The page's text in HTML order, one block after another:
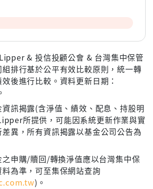
& 投信投顧公會 & 台灣集中保管
排行基於公平有效比較原則，統一轉
後進行比較。資料更新日期：
訊揭露(含淨值、績效、配息、持股明
所提供，可能因系統更新作業與實
異，所有資訊揭露以基金公司公告為
申購/贖回/轉換淨值應以台灣集中保
為準，可至集保網站查詢
)。